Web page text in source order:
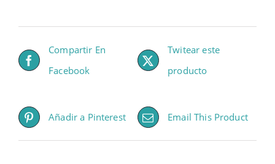
Compartir En
Facebook
Twitear este
producto
Añadir a Pinterest Email This Product